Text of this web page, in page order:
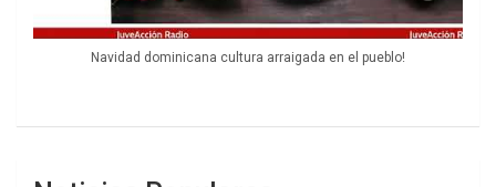
Navidad dominicana cultura arraigada en el pueblo!